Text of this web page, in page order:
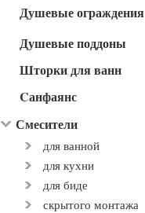
Душевые ограждения
Душевые поддоны
Шторки для ванн
Cанфаянс
Смесители
для ванной
для кухни
для биде
скрытого монтажа